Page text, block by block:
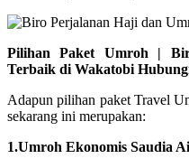
Pilihan Paket Umroh |
Terbaik di Wakatobi
Adapun pilihan paket Travel
sekarang ini merupakan:
1.Umroh Ekonomis Saudia